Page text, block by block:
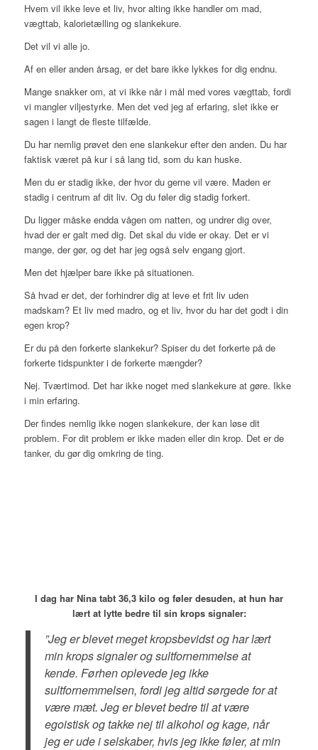
Hvem vil ikke leve et liv, hvor alting ikke handler om mad,
vægttab, kalorietælling og slankekure.
Det vil vi alle jo.
Af en eller anden årsag, er det bare ikke lykkes for dig endnu.
Mange snakker om, at vi ikke når i mål med vores vægttab, fordi
vi mangler viljestyrke. Men det ved jeg af erfaring, slet ikke er
sagen i langt de fleste tilfælde.
Du har nemlig prøvet den ene slankekur efter den anden. Du har
faktisk været på kur i så lang tid, som du kan huske.
Men du er stadig ikke, der hvor du gerne vil være. Maden er
stadig i centrum af dit liv. Og du føler dig stadig forkert.
Du ligger måske endda vågen om natten, og undrer dig over,
hvad der er galt med dig. Det skal du vide er okay. Det er vi
mange, der gør, og det har jeg også selv engang gjort.
Men det hjælper bare ikke på situationen.
Så hvad er det, der forhindrer dig at leve et frit liv uden
madskam? Et liv med madro, og et liv, hvor du har det godt i din
egen krop?
Er du på den forkerte slankekur? Spiser du det forkerte på de
forkerte tidspunkter i de forkerte mængder?
Nej. Tværtimod. Det har ikke noget med slankekure at gøre. Ikke
i min erfaring.
Der findes nemlig ikke nogen slankekure, der kan løse dit
problem. For dit problem er ikke maden eller din krop. Det er de
tanker, du gør dig omkring de ting.
I dag har Nina tabt 36,3 kilo og føler desuden, at hun har
lært at lytte bedre til sin krops signaler:
”Jeg er blevet meget kropsbevidst og har lært
min krops signaler og sultfornemmelse at
kende. Førhen oplevede jeg ikke
sultfornemmelsen, fordi jeg altid sørgede for at
være mæt. Jeg er blevet bedre til at være
egoistisk og takke nej til alkohol og kage, når
jeg er ude i selskaber, hvis jeg ikke føler, at min